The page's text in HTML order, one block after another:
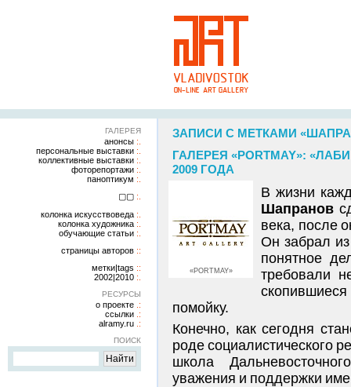
ГАЛЕРЕЯ
анонсы
персональные выставки
коллективные выставки
фоторепортажи
паноптикум
▢▢
колонка искусствоведа
колонка художника
обучающие статьи
страницы авторов
метки|tags
2002|2010
РЕСУРСЫ
о проекте
ссылки
alramy.ru
ПОИСК
ЗАПИСИ С МЕТКАМИ
ГАЛЕРЕЯ «PORTMAY»:
2009 ГОДА
«PORTMAY»
В жизни
Шапранов
века, после
Он забрал
понятное
требовали
скопившиеся
помойку.
Конечно, как сегодня
роде социалистического
школа
уважения и поддержки